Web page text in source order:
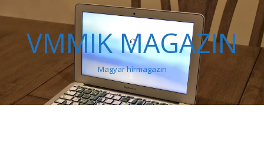
VMMIK MAGAZIN
Magyar hírmagazin